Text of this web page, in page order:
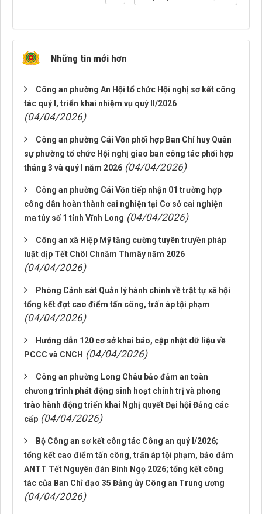
Những tin mới hơn
Công an phường An Hội tổ chức Hội nghị sơ kết công
tác quý I, triển khai nhiệm vụ quý II/2026
(04/04/2026)
Công an phường Cái Vồn phối hợp Ban Chỉ huy Quân
sự phường tổ chức Hội nghị giao ban công tác phối hợp
tháng 3 và quý I năm 2026 (04/04/2026)
Công an phường Cái Vồn tiếp nhận 01 trường hợp
công dân hoàn thành cai nghiện tại Cơ sở cai nghiện
ma túy số 1 tỉnh Vĩnh Long (04/04/2026)
Công an xã Hiệp Mỹ tăng cường tuyên truyền pháp
luật dịp Tết Chôl Chnăm Thmây năm 2026
(04/04/2026)
Phòng Cảnh sát Quản lý hành chính về trật tự xã hội
tổng kết đợt cao điểm tấn công, trấn áp tội phạm
(04/04/2026)
Hướng dẫn 120 cơ sở khai báo, cập nhật dữ liệu về
PCCC và CNCH (04/04/2026)
Công an phường Long Châu bảo đảm an toàn
chương trình phát động sinh hoạt chính trị và phong
trào hành động triển khai Nghị quyết Đại hội Đảng các
cấp (04/04/2026)
Bộ Công an sơ kết công tác Công an quý I/2026;
tổng kết cao điểm tấn công, trấn áp tội phạm, bảo đảm
ANTT Tết Nguyên đán Bính Ngọ 2026; tổng kết công
tác của Ban Chỉ đạo 35 Đảng ủy Công an Trung ương
(04/04/2026)